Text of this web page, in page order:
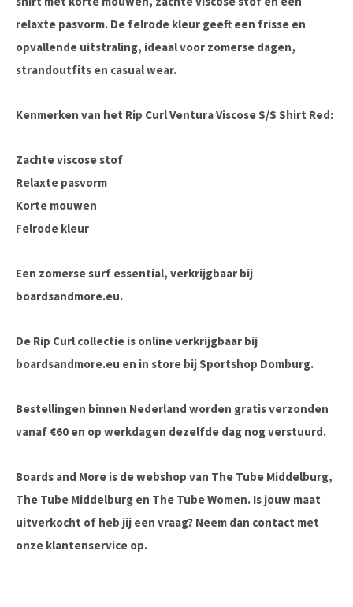
relaxte pasvorm. De felrode kleur geeft een frisse en
opvallende uitstraling, ideaal voor zomerse dagen,
strandoutfits en casual wear.
Kenmerken van het Rip Curl Ventura Viscose S/S Shirt Red:
Zachte viscose stof
Relaxte pasvorm
Korte mouwen
Felrode kleur
Een zomerse surf essential, verkrijgbaar bij
boardsandmore.eu.
De Rip Curl collectie is online verkrijgbaar bij
boardsandmore.eu en in store bij Sportshop Domburg.
Bestellingen binnen Nederland worden gratis verzonden
vanaf €60 en op werkdagen dezelfde dag nog verstuurd.
Boards and More is de webshop van The Tube Middelburg,
The Tube Middelburg en The Tube Women. Is jouw maat
uitverkocht of heb jij een vraag? Neem dan contact met
onze klantenservice op.